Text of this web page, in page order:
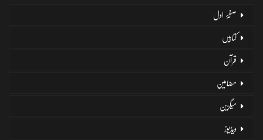
صفحۂ اول
کتابیں
قرآن
مضامین
میگزین
ویڈیوز